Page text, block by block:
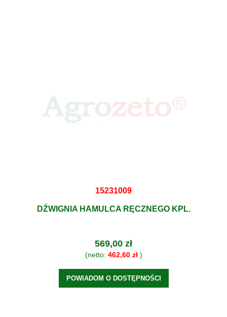
15231009
DŹWIGNIA HAMULCA RĘCZNEGO KPL.
569,00 zł
(netto: 462,60 zł)
POWIADOM O DOSTĘPNOŚCI